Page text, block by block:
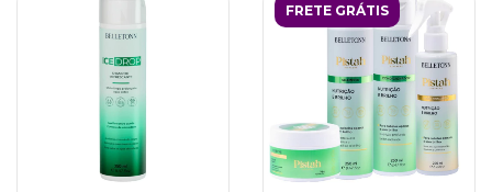
FRETE GRÁTIS